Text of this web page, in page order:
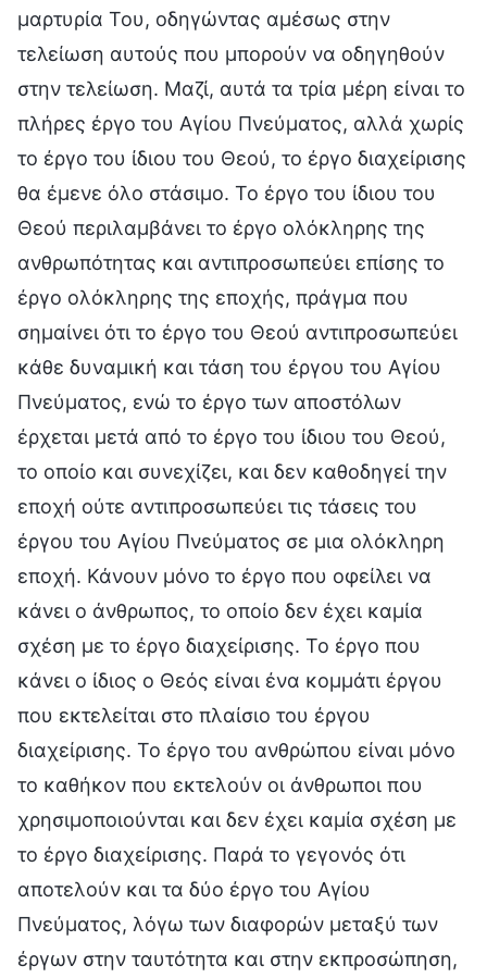
μαρτυρία Του, οδηγώντας αμέσως στην
τελείωση αυτούς που μπορούν να οδηγηθούν
στην τελείωση. Μαζί, αυτά τα τρία μέρη είναι το
πλήρες έργο του Αγίου Πνεύματος, αλλά χωρίς
το έργο του ίδιου του Θεού, το έργο διαχείρισης
θα έμενε όλο στάσιμο. Το έργο του ίδιου του
Θεού περιλαμβάνει το έργο ολόκληρης της
ανθρωπότητας και αντιπροσωπεύει επίσης το
έργο ολόκληρης της εποχής, πράγμα που
σημαίνει ότι το έργο του Θεού αντιπροσωπεύει
κάθε δυναμική και τάση του έργου του Αγίου
Πνεύματος, ενώ το έργο των αποστόλων
έρχεται μετά από το έργο του ίδιου του Θεού,
το οποίο και συνεχίζει, και δεν καθοδηγεί την
εποχή ούτε αντιπροσωπεύει τις τάσεις του
έργου του Αγίου Πνεύματος σε μια ολόκληρη
εποχή. Κάνουν μόνο το έργο που οφείλει να
κάνει ο άνθρωπος, το οποίο δεν έχει καμία
σχέση με το έργο διαχείρισης. Το έργο που
κάνει ο ίδιος ο Θεός είναι ένα κομμάτι έργου
που εκτελείται στο πλαίσιο του έργου
διαχείρισης. Το έργο του ανθρώπου είναι μόνο
το καθήκον που εκτελούν οι άνθρωποι που
χρησιμοποιούνται και δεν έχει καμία σχέση με
το έργο διαχείρισης. Παρά το γεγονός ότι
αποτελούν και τα δύο έργο του Αγίου
Πνεύματος, λόγω των διαφορών μεταξύ των
έργων στην ταυτότητα και στην εκπροσώπηση,